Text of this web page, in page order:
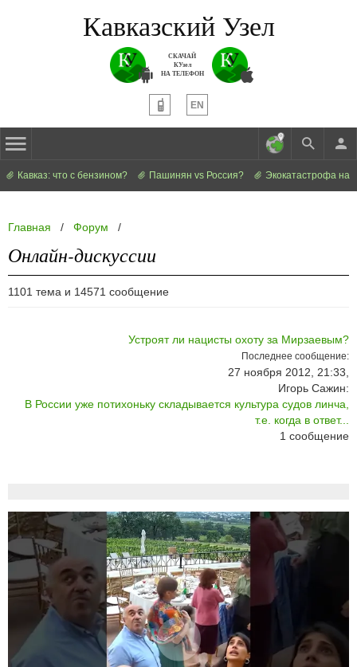
Кавказский Узел
СКАЧАЙ
КУзел
НА ТЕЛЕФОН
EN
Кавказ: что с бензином? Пашинян vs Россия? Экокатастрофа на
Главная / Форум /
Онлайн-дискуссии
1101 тема и 14571 сообщение
Устроят ли нацисты охоту за Мирзаевым?
Последнее сообщение:
27 ноября 2012, 21:33,
Игорь Сажин:
В России уже потихоньку складывается культура судов линча,
т.е. когда в ответ...
1 сообщение